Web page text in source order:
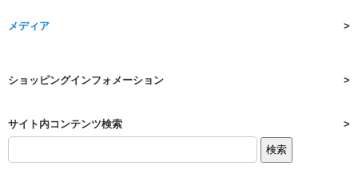
メディア
ショッピングインフォメーション
サイト内コンテンツ検索